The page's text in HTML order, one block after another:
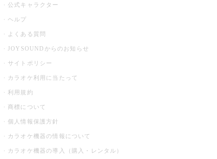
公式キャラクター
ヘルプ
よくある質問
JOYSOUNDからのお知らせ
サイトポリシー
カラオケ利用に当たって
利用規約
商標について
個人情報保護方針
カラオケ機器の情報について
カラオケ機器の導入（購入・レンタル）